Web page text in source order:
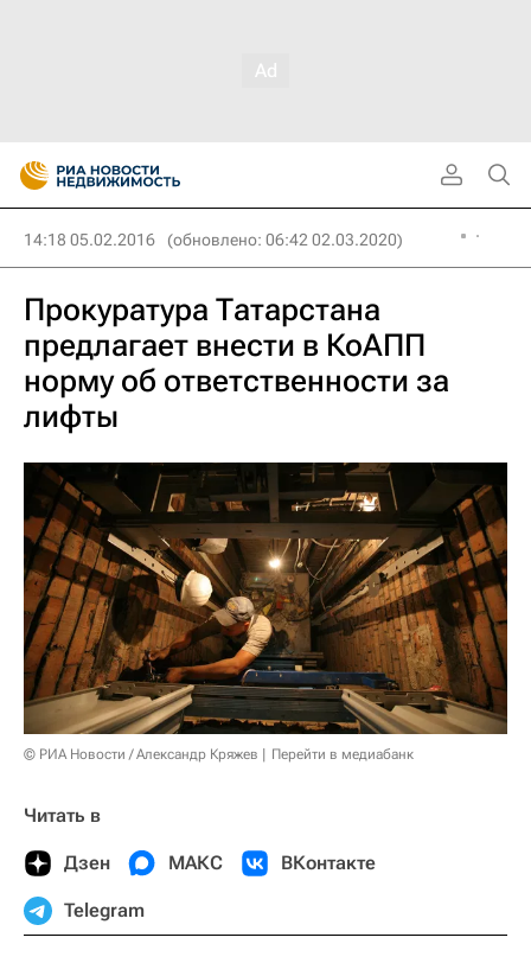
14:18 05.02.2016 (обновлено: 06:42 02.03.2020)
Прокуратура Татарстана
предлагает внести в КоАПП
норму об ответственности за
лифты
© РИА Новости / Александр Кряжев Перейти в медиабанк
Читать в
Дзен МАКС ВКонтакте
Telegram